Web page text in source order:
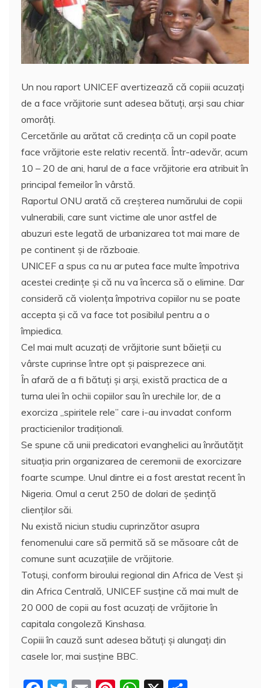
Un nou raport UNICEF avertizează că copiii acuzaţi
de a face vrăjitorie sunt adesea bătuţi, arşi sau chiar
omorâţi.
Cercetările au arătat că credinţa că un copil poate
face vrăjitorie este relativ recentă. Într-adevăr, acum
10 – 20 de ani, harul de a face vrăjitorie era atribuit în
principal femeilor în vârstă.
Raportul ONU arată că creşterea numărului de copii
vulnerabili, care sunt victime ale unor astfel de
abuzuri este legată de urbanizarea tot mai mare de
pe continent şi de războaie.
UNICEF a spus ca nu ar putea face multe împotriva
acestei credinţe şi că nu va încerca să o elimine. Dar
consideră că violenţa împotriva copiilor nu se poate
accepta şi că va face tot posibilul pentru a o
împiedica.
Cel mai mult acuzaţi de vrăjitorie sunt băieţii cu
vârste cuprinse între opt şi paisprezece ani.
În afară de a fi bătuţi şi arşi, există practica de a
turna ulei în ochii copiilor sau în urechile lor, de a
exorciza „spiritele rele” care i-au invadat conform
practicienilor tradiţionali.
Se spune că unii predicatori evanghelici au înrăutăţit
situaţia prin organizarea de ceremonii de exorcizare
foarte scumpe. Unul dintre ei a fost arestat recent în
Nigeria. Omul a cerut 250 de dolari de şedinţă
clienţilor săi.
Nu există niciun studiu cuprinzător asupra
fenomenului care să permită să se măsoare cât de
comune sunt acuzaţiile de vrăjitorie.
Totuşi, conform biroului regional din Africa de Vest şi
din Africa Centrală, UNICEF susţine că mai mult de
20 000 de copii au fost acuzaţi de vrăjitorie în
capitala congoleză Kinshasa.
Copiii în cauză sunt adesea bătuţi şi alungaţi din
casele lor, mai susţine BBC.